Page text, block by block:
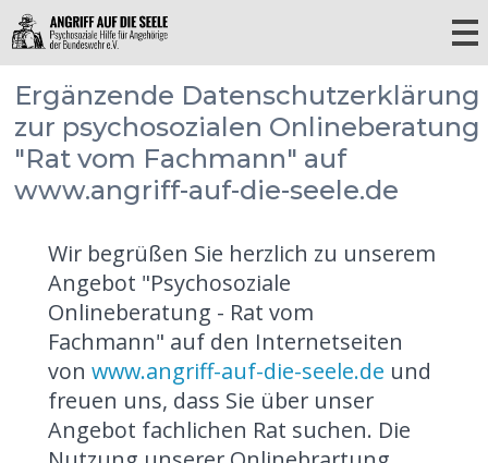
Ergänzende Datenschutzerklärung
zur psychosozialen Onlineberatung
"Rat vom Fachmann" auf
www.angriff-auf-die-seele.de
Wir begrüßen Sie herzlich zu unserem
Angebot "Psychosoziale
Onlineberatung - Rat vom
Fachmann" auf den Internetseiten
vonwww.angriff-auf-die-seele.de und
freuen uns, dass Sie über unser
Angebot fachlichen Rat suchen. Die